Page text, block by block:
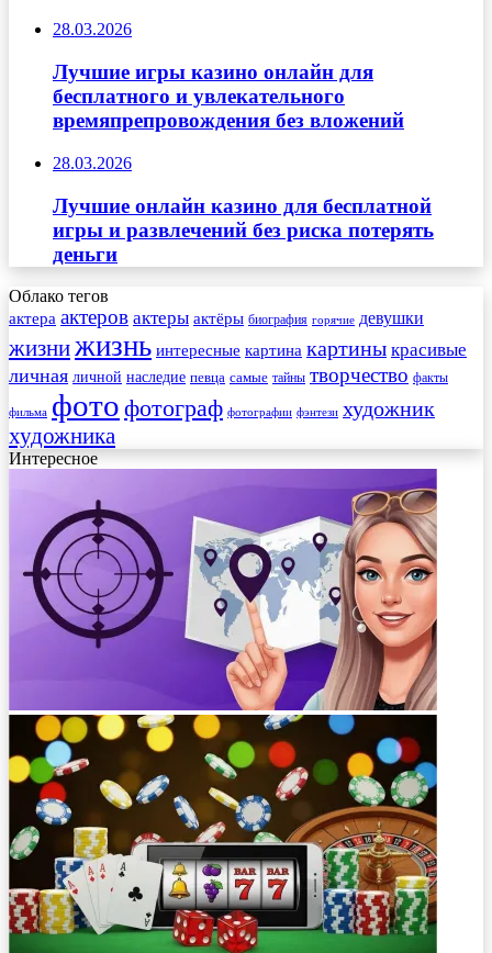
28.03.2026
Лучшие игры казино онлайн для
бесплатного и увлекательного
времяпрепровождения без вложений
28.03.2026
Лучшие онлайн казино для бесплатной
игры и развлечений без риска потерять
деньги
Облако тегов
актера актеров актеры актёры биография горячие девушки
жизнижизнь интересные картина картины красивые
личная личной наследие певца самые тайны творчество факты
фильма фото фотограф фотографии фэнтези художник
художника
Интересное